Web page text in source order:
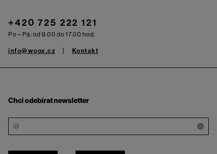
+420 725 222 121
Po – Pá: od 9.00 do 17.00 hod.
info@woox.cz Kontakt
Chci odebírat newsletter
i